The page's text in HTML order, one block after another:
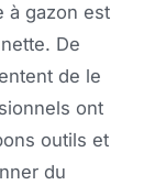
à gazon est
De
de le
ont
outils et
du